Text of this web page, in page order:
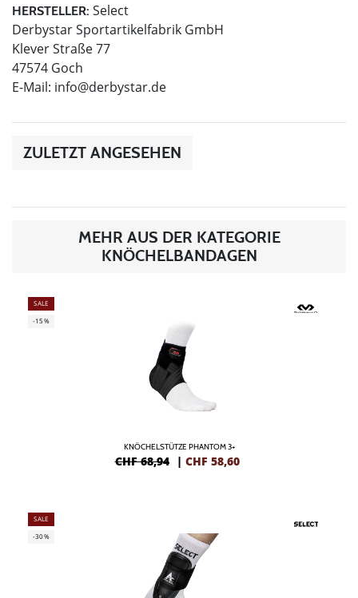
HERSTELLER: Select
Derbystar Sportartikelfabrik GmbH
Klever Straße 77
47574 Goch
E-Mail: info@derbystar.de
ZULETZT ANGESEHEN
MEHR AUS DER KATEGORIE
KNÖCHELBANDAGEN
SALE
-15%
KNÖCHELSTÜTZE PHANTOM 3+
CHF 68,94 | CHF 58,60
SALE
-30%